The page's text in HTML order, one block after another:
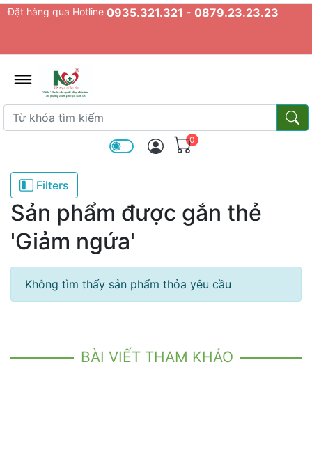
Đặt hàng qua Hotline 0935.321.321 - 0879.23.23.23
Từ khóa tìm kiếm
Từ
0
Filters
Sản phẩm được gắn thẻ
'Giảm ngứa'
Không tìm thấy sản phẩm thỏa yêu cầu
BÀI VIẾT THAM KHẢO